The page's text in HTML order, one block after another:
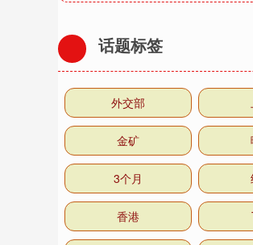
话题标签
外交部
金矿
3个月
香港